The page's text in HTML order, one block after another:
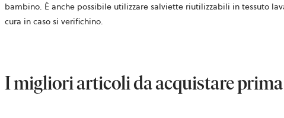
bambino. È anche possibile utilizzare salviette riutilizzabili in tessuto
cura in caso si verifichino.
I migliori articoli da acquistare